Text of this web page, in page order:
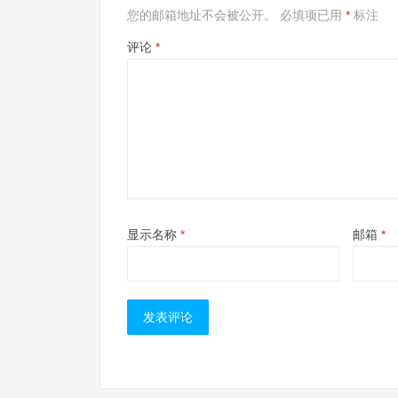
您的邮箱地址不会被公开。 必填项已用 * 标注
评论 *
显示名称 * 邮箱 *